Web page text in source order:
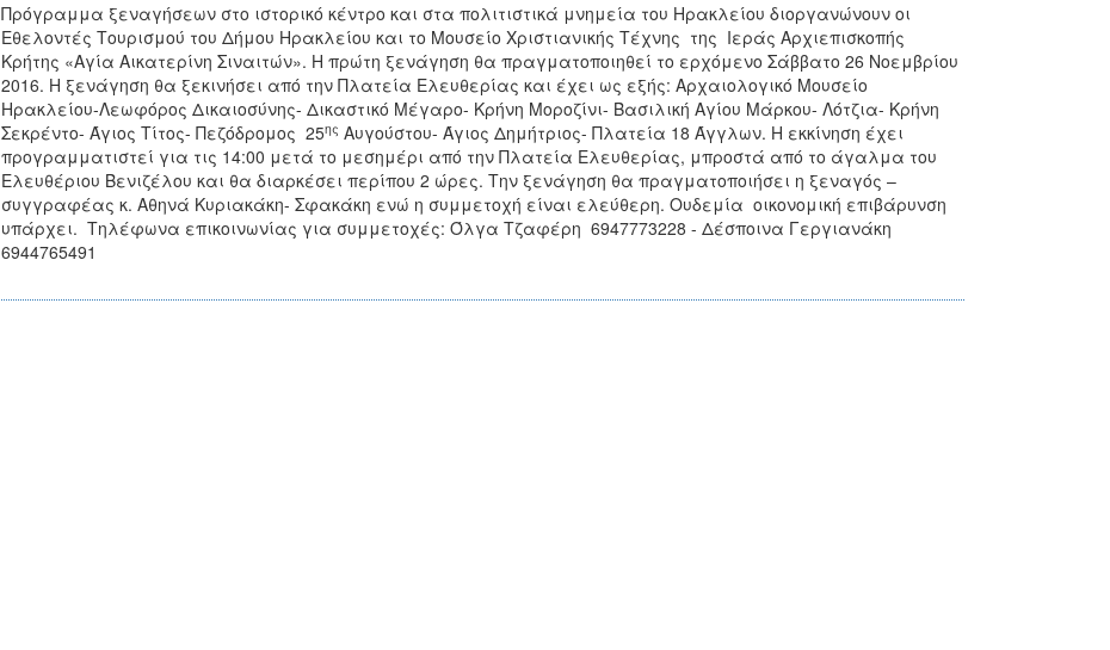
Πρόγραμμα ξεναγήσεων στο ιστορικό κέντρο και στα πολιτιστικά μνημεία του Ηρακλείου διοργανώνουν οι
Εθελοντές Τουρισμού του Δήμου Ηρακλείου και το Μουσείο Χριστιανικής Τέχνης της Ιεράς Αρχιεπισκοπής
Κρήτης «Αγία Αικατερίνη Σιναιτών». Η πρώτη ξενάγηση θα πραγματοποιηθεί το ερχόμενο Σάββατο 26 Νοεμβρίου
2016. Η ξενάγηση θα ξεκινήσει από την Πλατεία Ελευθερίας και έχει ως εξής: Αρχαιολογικό Μουσείο
Ηρακλείου-Λεωφόρος Δικαιοσύνης- Δικαστικό Μέγαρο- Κρήνη Μοροζίνι- Βασιλική Αγίου Μάρκου- Λότζια- Κρήνη
Σεκρέντο- Άγιος Τίτος- Πεζόδρομος 25ης Αυγούστου- Άγιος Δημήτριος- Πλατεία 18 Άγγλων. Η εκκίνηση έχει
προγραμματιστεί για τις 14:00 μετά το μεσημέρι από την Πλατεία Ελευθερίας, μπροστά από το άγαλμα του
Ελευθέριου Βενιζέλου και θα διαρκέσει περίπου 2 ώρες. Την ξενάγηση θα πραγματοποιήσει η ξεναγός –
συγγραφέας κ. Αθηνά Κυριακάκη- Σφακάκη ενώ η συμμετοχή είναι ελεύθερη. Ουδεμία οικονομική επιβάρυνση
υπάρχει. Τηλέφωνα επικοινωνίας για συμμετοχές: Όλγα Τζαφέρη 6947773228 - Δέσποινα Γεργιανάκη
6944765491